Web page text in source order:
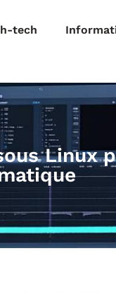
tech
Linux